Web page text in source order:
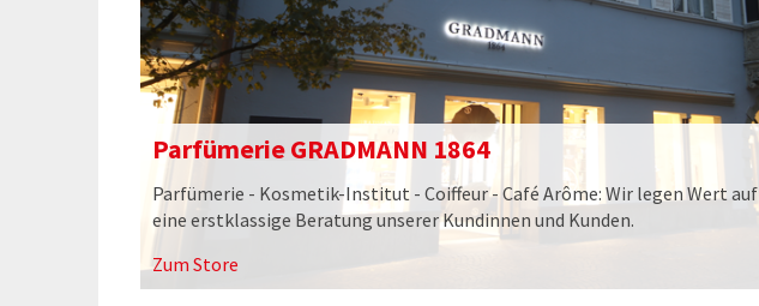
Parfümerie GRADMANN 1864
Parfümerie - Kosmetik-Institut - Coiffeur - Café Arôme: Wir legen Wert auf
eine erstklassige Beratung unserer Kundinnen und Kunden.
Zum Store